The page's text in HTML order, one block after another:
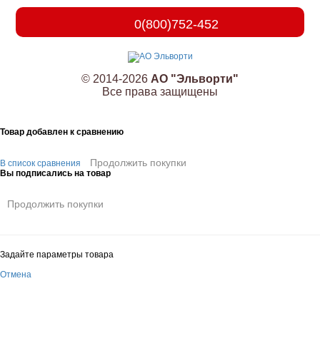
0(800)752-452
© 2014-2026 АО "Эльворти"
Все права защищены
Товар добавлен к сравнению
В список сравнения Продолжить покупки
Вы подписались на товар
Продолжить покупки
Задайте параметры товара
Отмена